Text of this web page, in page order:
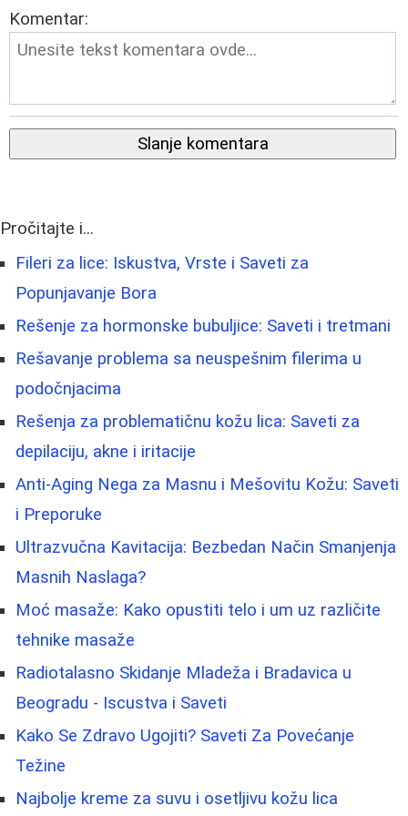
Komentar:
Slanje komentara
Pročitajte i...
Fileri za lice: Iskustva, Vrste i Saveti za
Popunjavanje Bora
Rešenje za hormonske bubuljice: Saveti i tretmani
Rešavanje problema sa neuspešnim filerima u
podočnjacima
Rešenja za problematičnu kožu lica: Saveti za
depilaciju, akne i iritacije
Anti-Aging Nega za Masnu i Mešovitu Kožu: Saveti
i Preporuke
Ultrazvučna Kavitacija: Bezbedan Način Smanjenja
Masnih Naslaga?
Moć masaže: Kako opustiti telo i um uz različite
tehnike masaže
Radiotalasno Skidanje Mladeža i Bradavica u
Beogradu - Iscustva i Saveti
Kako Se Zdravo Ugojiti? Saveti Za Povećanje
Težine
Najbolje kreme za suvu i osetljivu kožu lica